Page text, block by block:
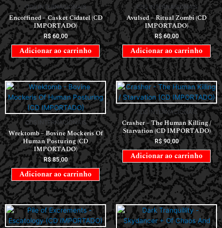
CDS INTERNACIONAIS
Encoffined – Casket Cidatel (CD
IMPORTADO)
R$60,00
Adicionar ao carrinho
CDS INTERNACIONAIS
Avulsed – Ritual Zombi (CD
IMPORTADO)
R$60,00
Adicionar ao carrinho
CDS INTERNACIONAIS
Wrektomb – Bovine Mockeris Of
Human Posturing (CD
IMPORTADO)
R$85,00
Adicionar ao carrinho
CDS INTERNACIONAIS
Crasher – The Human Killing /
Starvation (CD IMPORTADO)
R$90,00
Adicionar ao carrinho